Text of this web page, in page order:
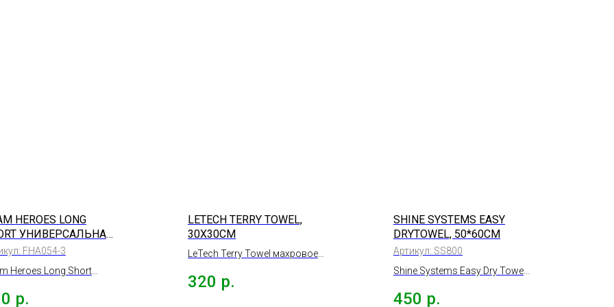
HEROES LONG
УНИВЕРСАЛЬНАЯ
350Г/М2 (ВЫВЕЛИ)
FHA054-3
Heroes Long Short
р.
LETECH TERRY TOWEL,
30Х30СМ
LeTech Terry Towel махровое
320 р.
SHINE SYSTEMS EASY
DRYTOWEL, 50*60СМ
Артикул: SS800
Shine Systems Easy Dry Towel
микрофибра для сушки
450 р.